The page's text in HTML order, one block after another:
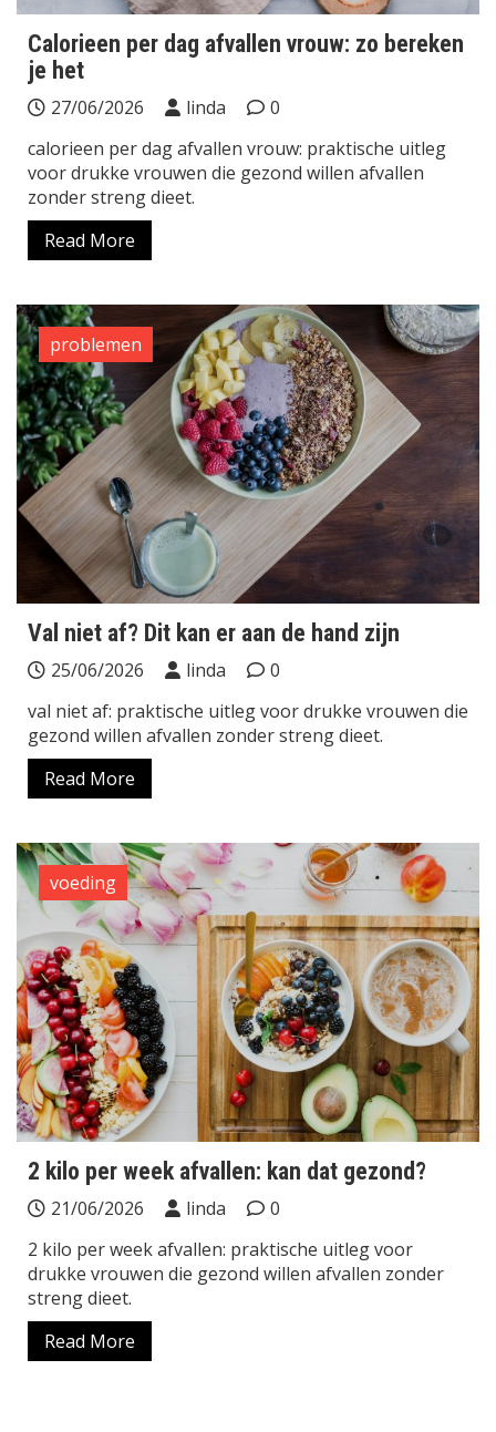
Calorieen per dag afvallen vrouw: zo bereken
je het
27/06/2026 linda
0
calorieen per dag afvallen vrouw: praktische uitleg
voor drukke vrouwen die gezond willen afvallen
zonder streng dieet.
Read More
problemen
Val niet af? Dit kan er aan de hand zijn
25/06/2026 linda
0
val niet af: praktische uitleg voor drukke vrouwen die
gezond willen afvallen zonder streng dieet.
Read More
voeding
2 kilo per week afvallen: kan dat gezond?
21/06/2026 linda
0
2 kilo per week afvallen: praktische uitleg voor
drukke vrouwen die gezond willen afvallen zonder
streng dieet.
Read More